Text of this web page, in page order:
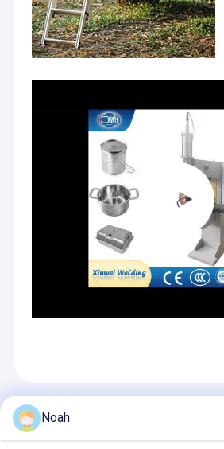
Prodotti Raccomandati
Noah